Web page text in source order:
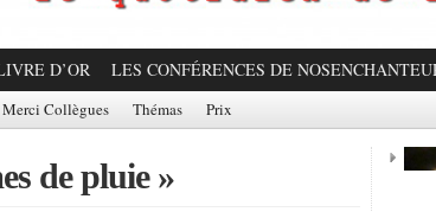
D’OR LES CONFÉRENCES DE
Merci Collègues Thémas Prix
de pluie »